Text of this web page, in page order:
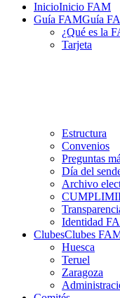
InicioInicio FAM
Guía FAMGuía
¿Qué es la
Tarjeta
Estructura
Convenios
Preguntas
Día del
Archivo
Identidad
ClubesClubes
Huesca
Teruel
Zaragoza